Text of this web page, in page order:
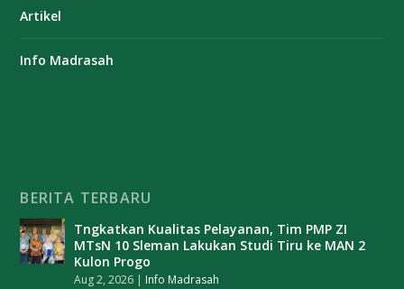
Artikel
Info Madrasah
BERITA TERBARU
Tngkatkan Kualitas Pelayanan, Tim PMP ZI
MTsN 10 Sleman Lakukan Studi Tiru ke MAN 2
Kulon Progo
Aug 2, 2026 | Info Madrasah